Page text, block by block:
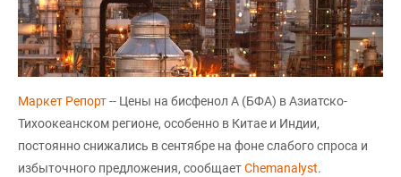
Маркет Репорт-- Цены на бисфенол А (БФА) в Азиатско-
Тихоокеанском регионе, особенно в Китае и Индии,
постоянно снижались в сентябре на фоне слабого спроса и
избыточного предложения, сообщаетChemanalyst.